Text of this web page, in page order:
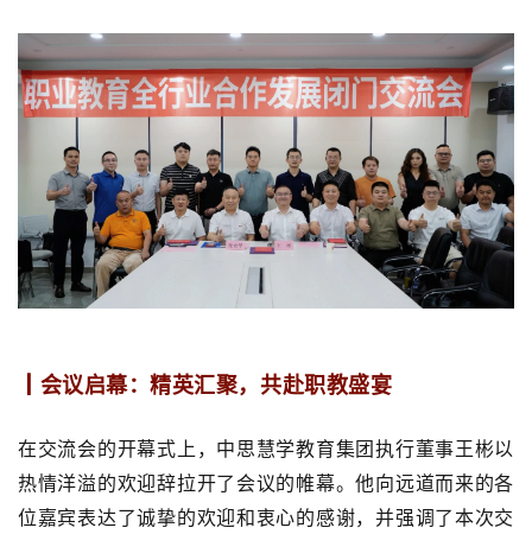
┃会议启幕：精英汇聚，共赴职教盛宴
在交流会的开幕式上，中思慧学教育集团执行董事王彬以
热情洋溢的欢迎辞拉开了会议的帷幕。他向远道而来的各
位嘉宾表达了诚挚的欢迎和衷心的感谢，并强调了本次交